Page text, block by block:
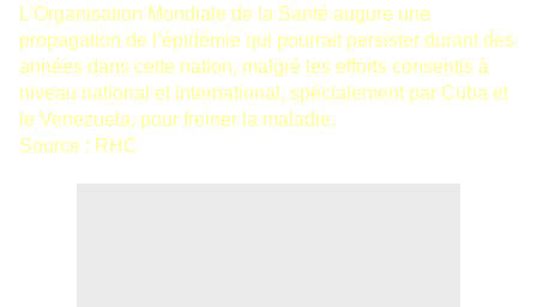
L’Organisation Mondiale de la Santé augure une
propagation de l’épidémie qui pourrait persister durant des
années dans cette nation, malgré les efforts consentis à
niveau national et international, spécialement par Cuba et
le Venezuela, pour freiner la maladie.
Source : RHC